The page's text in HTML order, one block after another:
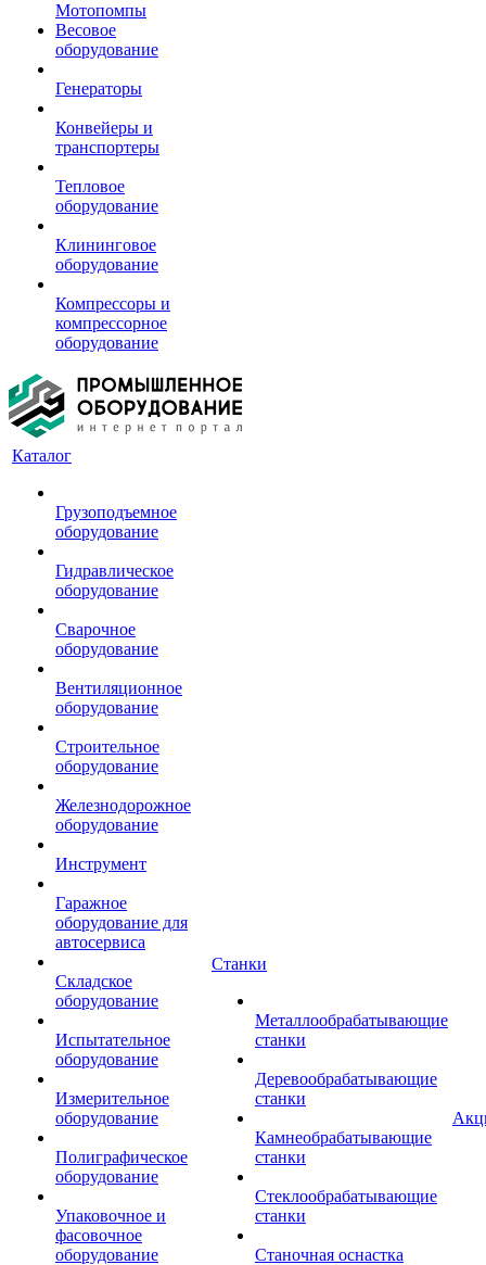
Мотопомпы
Весовое
оборудование
Генераторы
Конвейеры и
транспортеры
Тепловое
оборудование
Клининговое
оборудование
Компрессоры и
компрессорное
оборудование
Каталог
Грузоподъемное
оборудование
Гидравлическое
оборудование
Сварочное
оборудование
Вентиляционное
оборудование
Строительное
оборудование
Железнодорожное
оборудование
Инструмент
Гаражное
оборудование для
автосервиса
Складское
оборудование
Испытательное
оборудование
Измерительное
оборудование
Полиграфическое
оборудование
Упаковочное и
фасовочное
оборудование
Станки
Металлообрабатывающие
станки
Деревообрабатывающие
станки
Камнеобрабатывающие
станки
Стеклообрабатывающие
станки
Станочная оснастка